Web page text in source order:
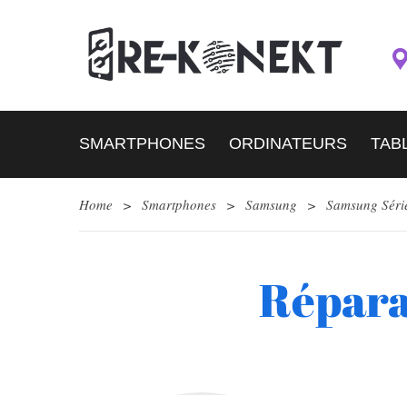
SMARTPHONES ORDINATEURS
Home > Smartphones > Samsung > Samsung